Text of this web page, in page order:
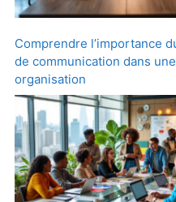
Comprendre l’importance
de communication dans une
organisation